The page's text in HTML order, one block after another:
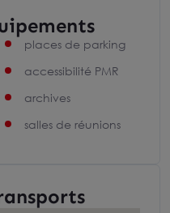
places de parking
accessibilité PMR
archives
salles de réunions